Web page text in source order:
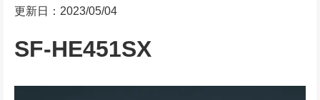
更新日：2023/05/04
SF-HE451SX